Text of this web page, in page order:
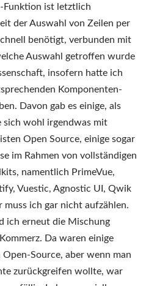
Funktion ist letztlich
der Auswahl von Zeilen per
benötigt, verbunden mit
Auswahl getroffen wurde
insofern hatte ich
Komponenten-
Davon gab es einige, als
sich wohl irgendwas mit
Open Source, einige sogar
im Rahmen von vollständigen
namentlich PrimeVue,
Vuestic, Agnostic UI, Qwik
muss ich gar nicht aufzählen.
ich erneut die Mischung
Da waren einige
Source, aber wenn man
zurückgreifen wollte, war